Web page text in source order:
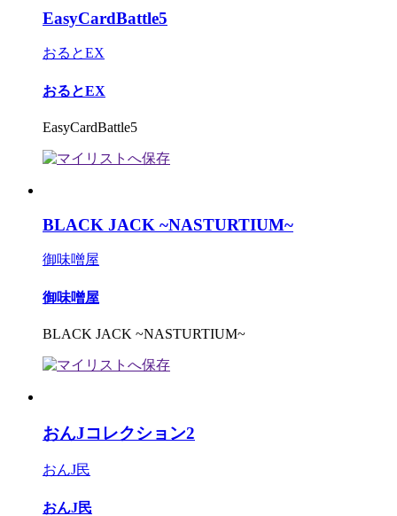
EasyCardBattle5
おるとEX
おるとEX
EasyCardBattle5
BLACK JACK ~NASTURTIUM~
御味噌屋
御味噌屋
BLACK JACK ~NASTURTIUM~
おんJコレクション2
おんJ民
おんJ民